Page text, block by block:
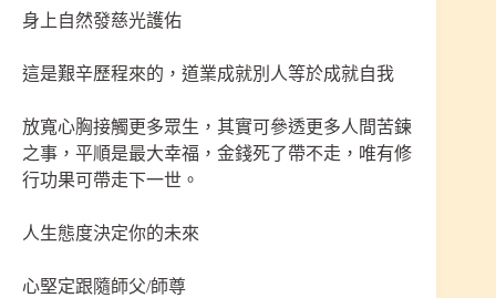
身上自然發慈光護佑
這是艱辛歷程來的，道業成就別人等於成就自我
放寬心胸接觸更多眾生，其實可參透更多人間苦鍊
之事，平順是最大幸福，金錢死了帶不走，唯有修
行功果可帶走下一世。
人生態度決定你的未來
心堅定跟隨師父/師尊